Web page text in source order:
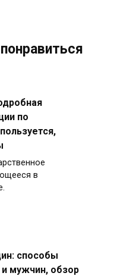
по
в
способы
мужчин, обзор